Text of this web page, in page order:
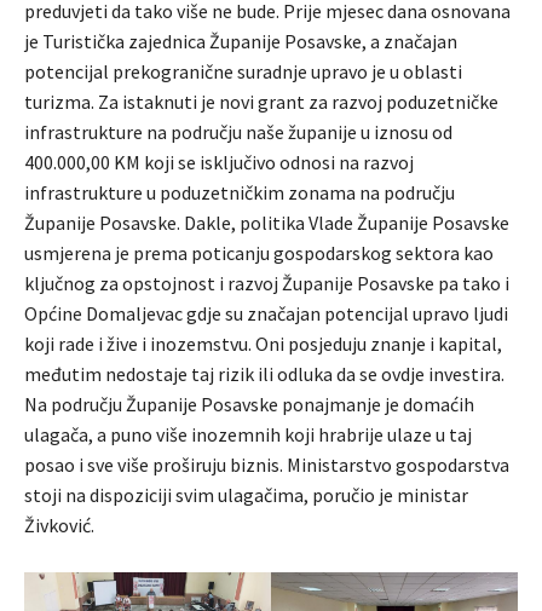
preduvjeti da tako više ne bude. Prije mjesec dana osnovana
je Turistička zajednica Županije Posavske, a značajan
potencijal prekogranične suradnje upravo je u oblasti
turizma. Za istaknuti je novi grant za razvoj poduzetničke
infrastrukture na području naše županije u iznosu od
400.000,00 KM koji se isključivo odnosi na razvoj
infrastrukture u poduzetničkim zonama na području
Županije Posavske. Dakle, politika Vlade Županije Posavske
usmjerena je prema poticanju gospodarskog sektora kao
ključnog za opstojnost i razvoj Županije Posavske pa tako i
Općine Domaljevac gdje su značajan potencijal upravo ljudi
koji rade i žive i inozemstvu. Oni posjeduju znanje i kapital,
međutim nedostaje taj rizik ili odluka da se ovdje investira.
Na području Županije Posavske ponajmanje je domaćih
ulagača, a puno više inozemnih koji hrabrije ulaze u taj
posao i sve više proširuju biznis. Ministarstvo gospodarstva
stoji na dispoziciji svim ulagačima, poručio je ministar
Živković.